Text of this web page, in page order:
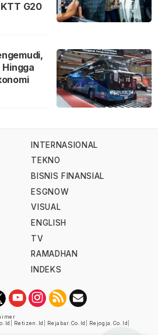
G20
INTERNASIONAL
TEKNO
BISNIS FINANSIAL
ESGNOW
VISUAL
ENGLISH
TV
RAMADHAN
INDEKS
Retizen.id Rejabar.co.id Rejogja.co.id